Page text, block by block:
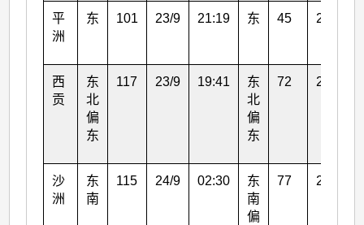
平
洲
东 101 23/9 21:19 东 45 23/9
西
贡
东
北
偏
东
117 23/9 19:41
东
北
偏
东
72 23/9
沙
洲
东
南
115 24/9 02:30
东
南
偏
77 24/9